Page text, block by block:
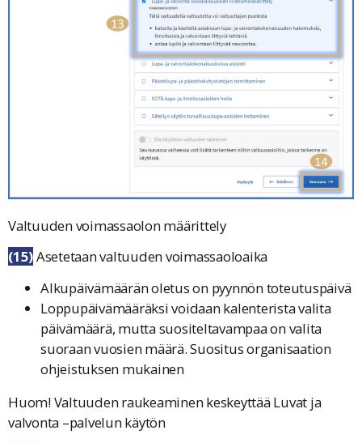
Valtuuden voimassaolon määrittely
(15)Asetetaan valtuuden voimassaoloaika
Alkupäivämäärän oletus on pyynnön toteutuspäivä
Loppupäivämääräksi voidaan kalenterista valita
päivämäärä, mutta suositeltavampaaon valita
suoraan vuosien määrä. Suositus organisaation
ohjeistuksen mukainen
Huom! Valtuuden raukeaminen keskeyttää Luvat ja
valvonta –palvelun käytön